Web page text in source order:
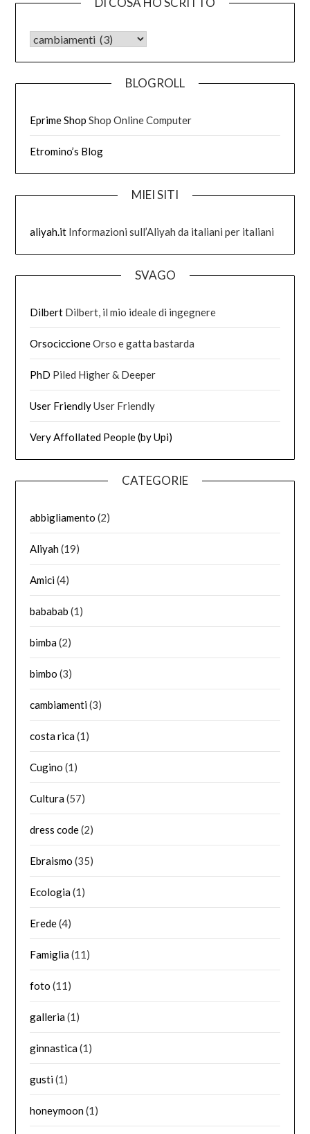
DI COSA HO SCRITTO
BLOGROLL
Eprime Shop Shop Online Computer
Etromino’s Blog
MIEI SITI
aliyah.it Informazioni sull’Aliyah da italiani per italiani
SVAGO
Dilbert Dilbert, il mio ideale di ingegnere
OrsociccioneOrso e gatta bastarda
PhD Piled Higher & Deeper
User FriendlyUser Friendly
Very Affollated People (by Upi)
CATEGORIE
abbigliamento (2)
Aliyah(19)
Amici(4)
bababab (1)
bimba(2)
bimbo (3)
cambiamenti(3)
costa rica(1)
Cugino (1)
Cultura(57)
dress code(2)
Ebraismo (35)
Ecologia(1)
Erede(4)
Famiglia(11)
foto (11)
galleria(1)
ginnastica(1)
gusti(1)
honeymoon(1)